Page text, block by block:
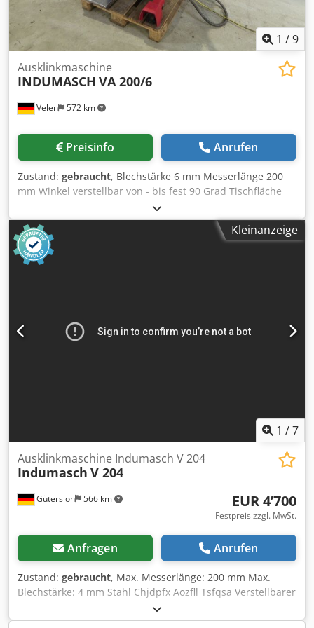
1 /9
Velen 572 km
Ausklinkmaschine
INDUMASCH VA 200/6
Preisinfo Anrufen
Zustand: gebraucht, Blechstärke 6 mm Messerlänge 200
mm Winkel verstellbar von - bis fest 90 Grad Tischfläche
750 x 500 mm Chsdozkbmwspfx Afqja
Gesamtleistungsbedarf 3,0 kW Maschinengewicht ca. 0,62
t Abmessungen L x B x H 1,2 x 0,8 x 1,2 m
Ausklinkmaschine - Fußschalter - Not-Aus - Dokumentation
Kleinanzeige
1 /7
Gütersloh 566 km
Ausklinkmaschine Indumasch V 204
Indumasch V 204
EUR 4’700
Festpreis zzgl. MwSt.
Anfragen Anrufen
Zustand: gebraucht, Max. Messerlänge: 200 mm Max.
Blechstärke: 4 mm Stahl Chjdpfx Aozfll Tsfqsa Verstellbarer
Winkel zwischen 30° und 135° Zwischen Hand- und
Fußbedienung wählbar Gewicht: ca. 1000 kg